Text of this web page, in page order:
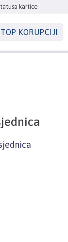
kartice
KORUPCIJI